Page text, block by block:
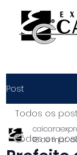
Post
Todos os
Todos os
18 de mar.